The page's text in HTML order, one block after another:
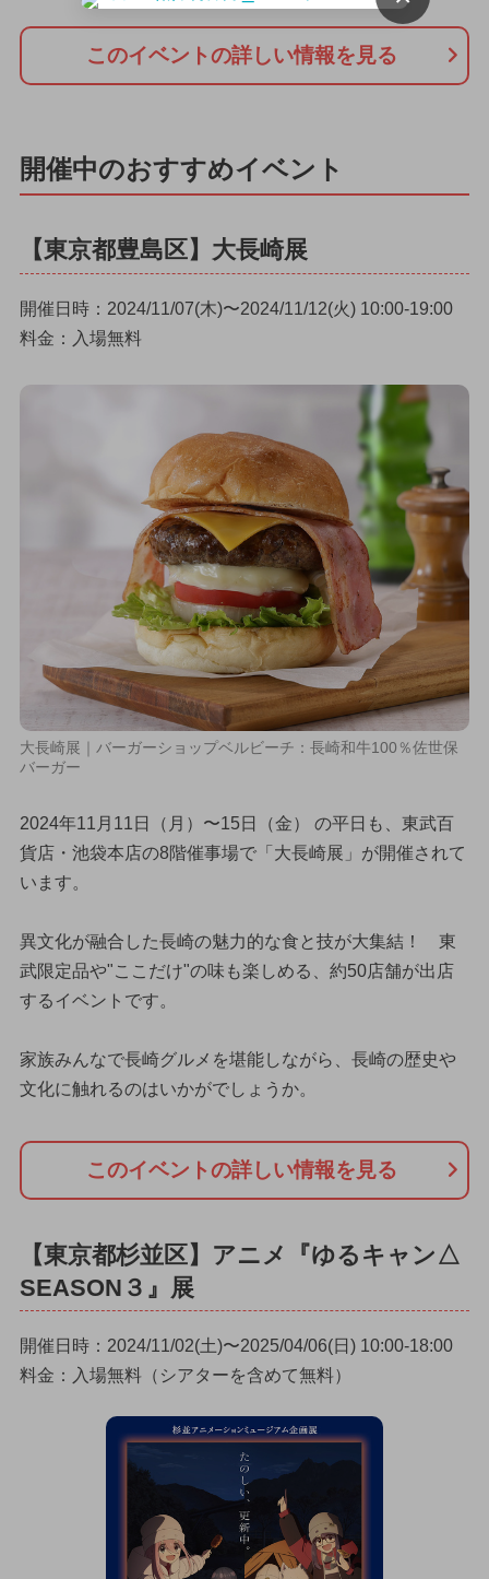
このイベントの詳しい情報を見る
開催中のおすすめイベント
【東京都豊島区】大長崎展
開催日時：2024/11/07(木)〜2024/11/12(火) 10:00-19:00
料金：入場無料
大長崎展｜バーガーショップベルビーチ：長崎和牛100％佐世保
バーガー
2024年11月11日（月）〜15日（金） の平日も、東武百
貨店・池袋本店の8階催事場で「大長崎展」が開催されて
います。
異文化が融合した長崎の魅力的な食と技が大集結！ 東
武限定品や"ここだけ"の味も楽しめる、約50店舗が出店
するイベントです。
家族みんなで長崎グルメを堪能しながら、長崎の歴史や
文化に触れるのはいかがでしょうか。
このイベントの詳しい情報を見る
【東京都杉並区】アニメ『ゆるキャン△
SEASON３』展
開催日時：2024/11/02(土)〜2025/04/06(日) 10:00-18:00
料金：入場無料（シアターを含めて無料）